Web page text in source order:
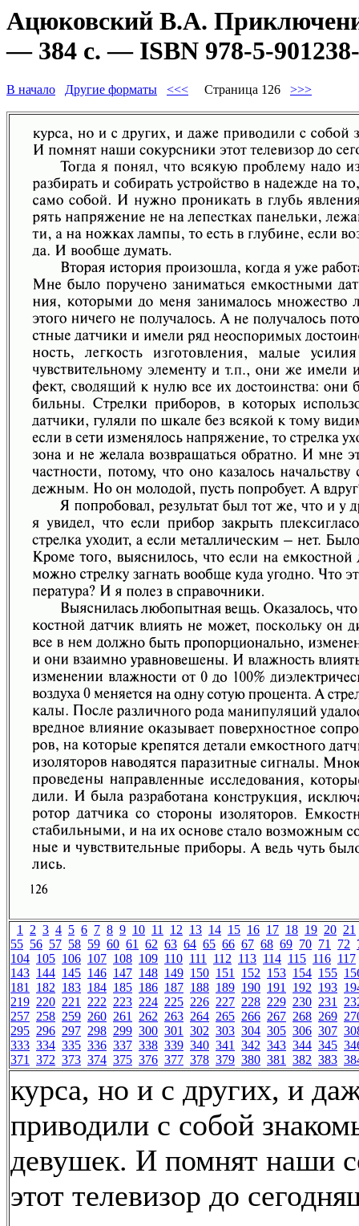
Ацюковский В.А.
— 384 с. — ISBN 978-5-
В начало Другие форматы <<< Страница 126 >>>
1 2 3 4 5 6 7 8 9 10 11 12 13 14 15 16 17 18 19 20 21
55 56 57 58 59 60 61 62 63 64 65 66 67 68 69 70 71 72
104 105 106 107 108 109 110 111 112 113 114 115 116 117
143 144 145 146 147 148 149 150 151 152 153 154 155
181 182 183 184 185 186 187 188 189 190 191 192 193
219 220 221 222 223 224 225 226 227 228 229 230 231
257 258 259 260 261 262 263 264 265 266 267 268 269
295 296 297 298 299 300 301 302 303 304 305 306 307
333 334 335 336 337 338 339 340 341 342 343 344 345
371 372 373 374 375 376 377 378 379 380 381 382 383
курса, но и с других, и
приводили с собой
девушек. И помнят наши
этот телевизор до